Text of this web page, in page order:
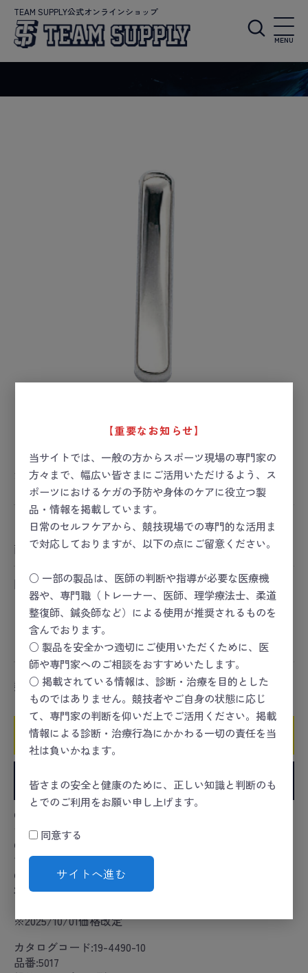
TEAM SUPPLY公式オンラインショップ
MENU
【重要なお知らせ】
当サイトでは、一般の方からスポーツ現場の専門家の
方々まで、幅広い皆さまにご活用いただけるよう、ス
ポーツにおけるケガの予防や身体のケアに役立つ製
品・情報を掲載しています。
日常のセルフケアから、競技現場での専門的な活用ま
で対応しておりますが、以下の点にご留意ください。
○ 一部の製品は、医師の判断や指導が必要な医療機
器や、専門職（トレーナー、医師、理学療法士、柔道
整復師、鍼灸師など）による使用が推奨されるものを
含んでおります。
○ 製品を安全かつ適切にご使用いただくために、医
師や専門家へのご相談をおすすめいたします。
○ 掲載されている情報は、診断・治療を目的とした
ものではありません。競技者やご自身の状態に応じ
て、専門家の判断を仰いだ上でご活用ください。掲載
情報による診断・治療行為にかかわる一切の責任を当
社は負いかねます。
皆さまの安全と健康のために、正しい知識と判断のも
とでのご利用をお願い申し上げます。
同意する
サイトへ進む
アルミスプリント17(スプーン型)
お届け目安：1～2日後
ー 価格は会員のみ閲覧いただけます ー
商品コード：19-4490-10
関連カテゴリ
スポーツセーフティー
スポーツセーフティー ＞スポーツセーフティーキット
スポーツセーフティー
固定
数量
カートに入れる
お気に入りに追加
●アルミ合金板とウレタンフォームのクッション材が一
つになった作業効率の良い副子です。
●クッション材が患部への衝撃を和らげ、快適な使用感
です。
●手指・足指などの小さな部位に最適。12タイプから形
状・サイズを選べます。
※2025/10/01価格改定
カタログコード:19-4490-10
品番:5017